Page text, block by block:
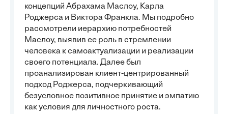
концепций Абрахама Маслоу, Карла
Роджерса и Виктора Франкла. Мы подробно
рассмотрели иерархию потребностей
Маслоу, выявив ее роль в стремлении
человека к самоактуализации и реализации
своего потенциала. Далее был
проанализирован клиент-центрированный
подход Роджерса, подчеркивающий
безусловное позитивное принятие и эмпатию
как условия для личностного роста.